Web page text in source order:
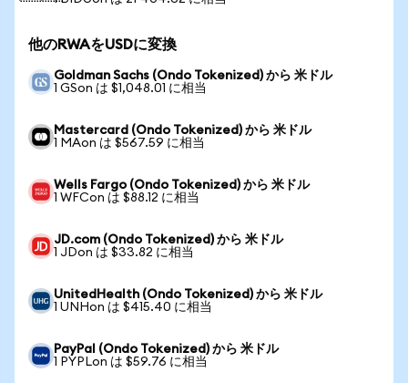
他のRWAをUSDに変換
Goldman Sachs (Ondo Tokenized) から 米ドル
1 GSon は $1,048.01 に相当
Mastercard (Ondo Tokenized) から 米ドル
1 MAon は $567.59 に相当
Wells Fargo (Ondo Tokenized) から 米ドル
1 WFCon は $88.12 に相当
JD.com (Ondo Tokenized) から 米ドル
1 JDon は $33.82 に相当
UnitedHealth (Ondo Tokenized) から 米ドル
1 UNHon は $415.40 に相当
PayPal (Ondo Tokenized) から 米ドル
1 PYPLon は $59.76 に相当